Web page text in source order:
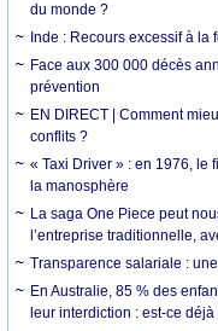
du monde ?
Inde : Recours excessif à la
Face aux 300 000 décès
prévention
EN DIRECT | Comment
conflits ?
« Taxi Driver » : en 1976, le
la manosphère
La saga One Piece peut
l’entreprise traditionnelle,
Transparence salariale :
En Australie, 85 % des
leur interdiction : est-ce